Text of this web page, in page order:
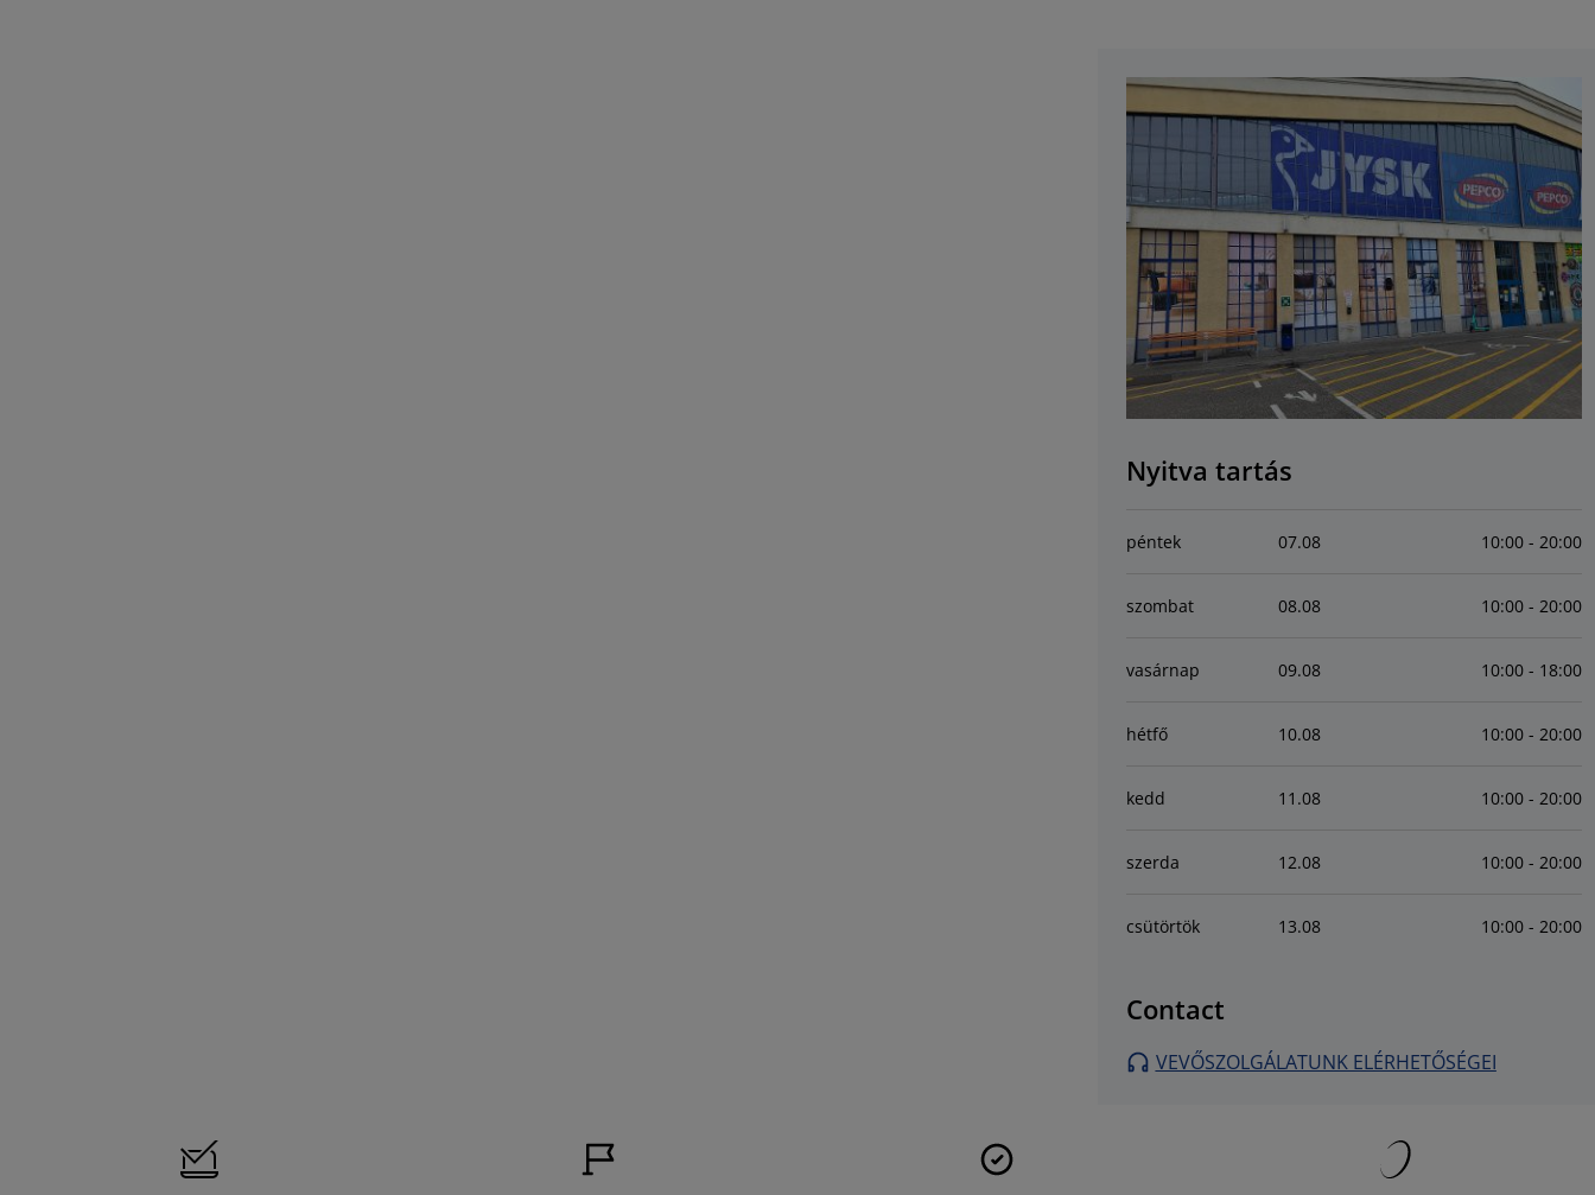
Nyitva tartás
péntek 07.08 10:00 - 20:00
szombat 08.08 10:00 - 20:00
vasárnap 09.08 10:00 - 18:00
hétfő 10.08 10:00 - 20:00
kedd 11 .08 10:00 - 20:00
szerda 12.08 10:00 - 20:00
csütörtök 13.08 10:00 - 20:00
Contact
VEVŐSZOLGÁLATUNK ELÉRHETŐSÉGEI